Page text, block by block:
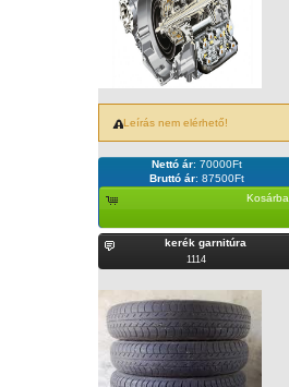
Leírás nem elérhető!
Nettó ár: 70000Ft
Bruttó ár: 87500Ft
Kosárba
kerék garnitúra
1114